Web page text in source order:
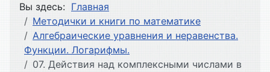
Вы здесь: Главная
Методички и книги по математике
Алгебраические уравнения и неравенства.
Функции. Логарифмы.
07. Действия над комплексными числами в